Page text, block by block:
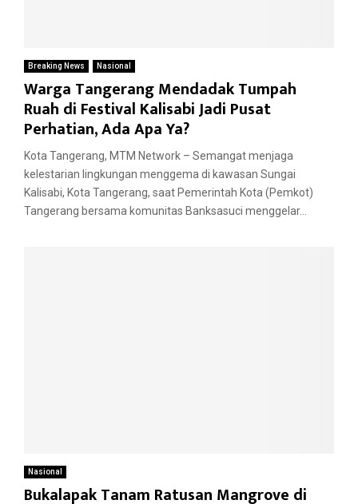
Breaking News Nasional
Warga Tangerang Mendadak Tumpah
Ruah di Festival Kalisabi Jadi Pusat
Perhatian, Ada Apa Ya?
Kota Tangerang, MTM Network – Semangat menjaga
kelestarian lingkungan menggema di kawasan Sungai
Kalisabi, Kota Tangerang, saat Pemerintah Kota (Pemkot)
Tangerang bersama komunitas Banksasuci menggelar...
Nasional
Bukalapak Tanam Ratusan Mangrove di